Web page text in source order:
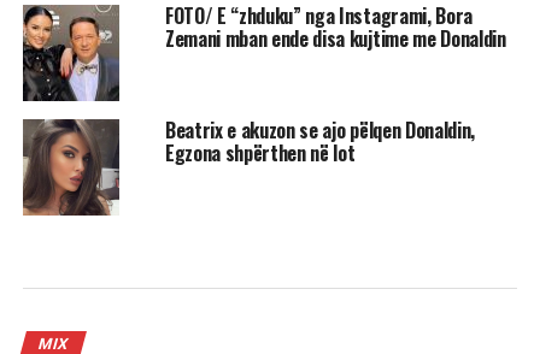
FOTO/ E “zhduku” nga Instagrami, Bora
Zemani mban ende disa kujtime me Donaldin
Beatrix e akuzon se ajo pëlqen Donaldin,
Egzona shpërthen në lot
MIX